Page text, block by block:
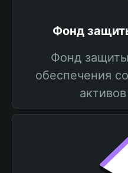
Фонд
Фонд
обеспечения